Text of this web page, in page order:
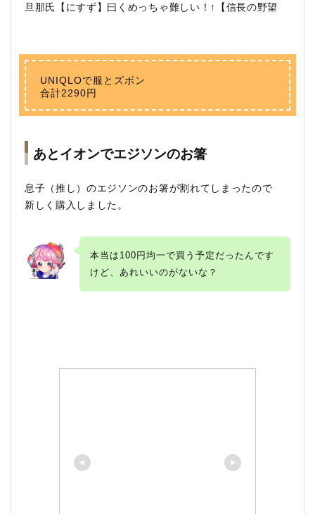
旦那氏【にすず】曰くめっちゃ難しい！↑【信長の野望
UNIQLOで服とズボン
合計2290円
あとイオンでエジソンのお箸
息子（推し）のエジソンのお箸が割れてしまったので
新しく購入しました。
本当は100円均一で買う予定だったんです
けど、あれいいのがないな？